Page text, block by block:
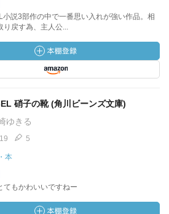
小説3部作の中で一番思い入れが強い作品。相
り戻す為、主人公...
硝子の靴 (角川ビーンズ文庫)
ゆきる
5
本
てもかわいいですねー